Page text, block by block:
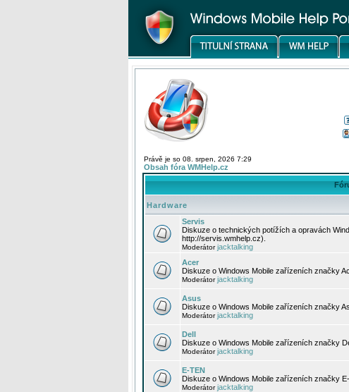
Právě je so 08. srpen, 2026 7:29
Obsah fóra WMHelp.cz
Hardware
Servis
Diskuze o technických potížích a opravách
http://servis.wmhelp.cz).
Moderátorjacktalking
Acer
Diskuze o Windows Mobile zařízeních značky
Moderátorjacktalking
Asus
Diskuze o Windows Mobile zařízeních značky
Moderátorjacktalking
Dell
Diskuze o Windows Mobile zařízeních značky
Moderátorjacktalking
E-TEN
Diskuze o Windows Mobile zařízeních značky
Moderátorjacktalking